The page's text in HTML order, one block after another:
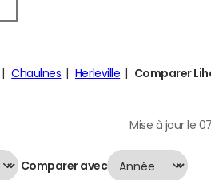
Chaulnes Herleville
Comparer
Mise à jour le
Comparer avec